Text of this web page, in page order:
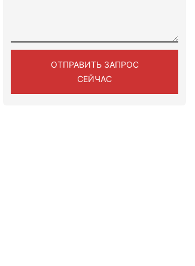
ОТПРАВИТЬ ЗАПРОС
СЕЙЧАС